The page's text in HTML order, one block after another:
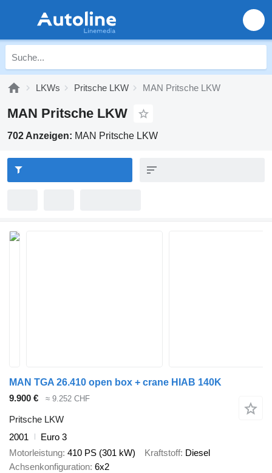
LKWs Pritsche LKW MAN Pritsche LKW
MAN Pritsche LKW
702 Anzeigen: MAN Pritsche LKW
MAN TGA 26.410 open box + crane HIAB 140K
9.900 €
≈ 9.252 CHF
Pritsche LKW
2001
Euro 3
Motorleistung 410 PS (301 kW) Kraftstoff Diesel
Achsenkonfiguration 6x2